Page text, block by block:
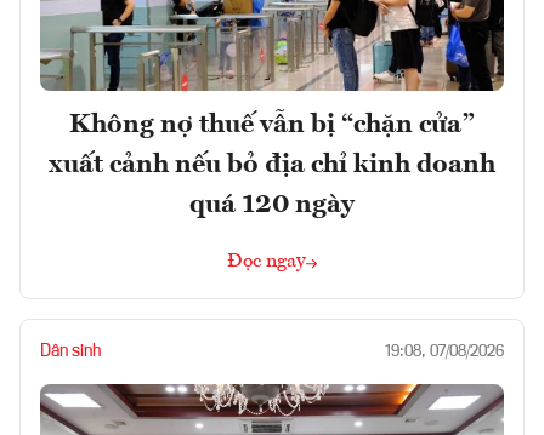
Không nợ thuế vẫn bị “chặn cửa”
xuất cảnh nếu bỏ địa chỉ kinh doanh
quá 120 ngày
Đọc ngay
Dân sinh 19:08, 07/08/2026